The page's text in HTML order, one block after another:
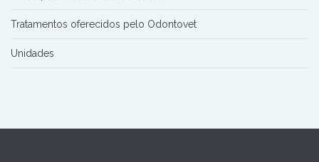
Tratamentos oferecidos pelo Odontovet
Unidades